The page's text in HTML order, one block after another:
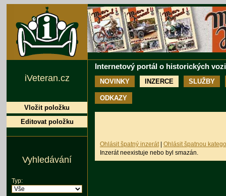
Internetový portál o historických
NOVINKY INZERCE SLUŽBY
ODKAZY
Ohlásit špatný inzerát
Ohlásit špatnou
Inzerát neexistuje nebo byl smazán.
iVeteran.cz
Vložit položku
Editovat položku
Vyhledávání
Typ: